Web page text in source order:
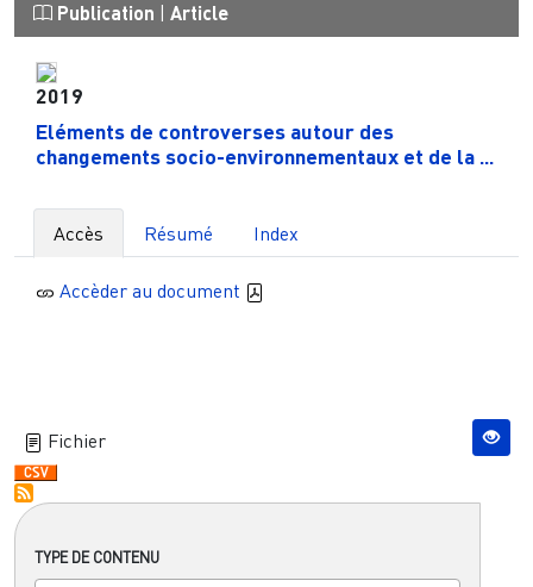
TYPE DE CONTENU
Publication Article
2019
Eléments de controverses autour des
changements socio-environnementaux et de la ...
Accès Résumé Index
Accèder au document
Fichier